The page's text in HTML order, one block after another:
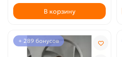
В корзину
+ 289 бонусов